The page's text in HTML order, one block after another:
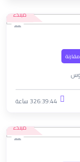
مبتدء
مقارنة
326:39:44 ساعة
مبتدء